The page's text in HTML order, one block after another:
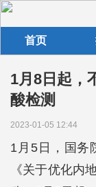
首页
1月8日起，
酸检测
2023-01-05 12:44
1月5日，国务
《关于优化内